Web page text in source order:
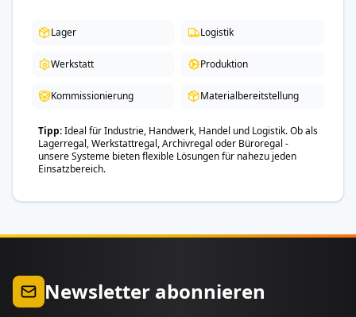
Lager Logistik
Werkstatt Produktion
Kommissionierung Materialbereitstellung
Tipp Ideal für Industrie, Handwerk, Handel und Logistik. Ob als
Lagerregal, Werkstattregal, Archivregal oder Büroregal -
unsere Systeme bieten flexible Lösungen für nahezu jeden
Einsatzbereich.
Newsletter abonnieren